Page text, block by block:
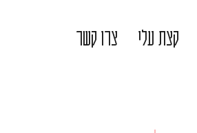
קצת עלי צרו קשר